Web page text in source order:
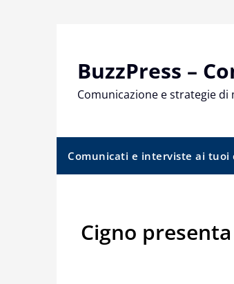
BuzzPress –
Comunicazione e strategie di
Comunicati e interviste ai tuoi
Cigno